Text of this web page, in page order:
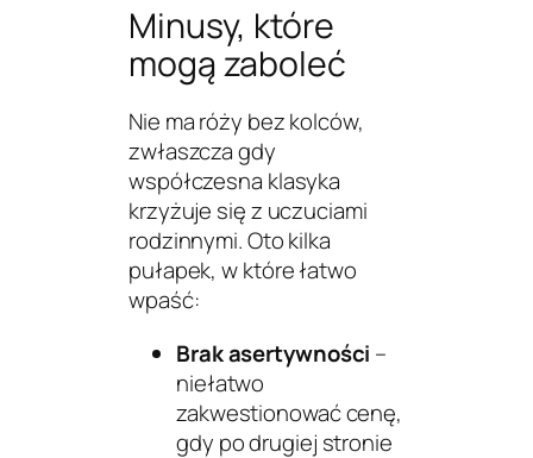
Minusy, które
mogą zaboleć
Nie ma róży bez kolców,
zwłaszcza gdy
współczesna klasyka
krzyżuje się z uczuciami
rodzinnymi. Oto kilka
pułapek, w które łatwo
wpaść:
Brak asertywności –
niełatwo
zakwestionować cenę,
gdy po drugiej stronie